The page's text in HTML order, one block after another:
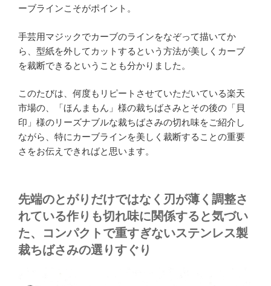
ーブラインこそがポイント。
手芸用マジックでカーブのラインをなぞって描いてか
ら、型紙を外してカットするという方法が美しくカーブ
を裁断できるということも分かりました。
このたびは、何度もリピートさせていただいている楽天
市場の、「ほんまもん」様の裁ちばさみとその後の「貝
印」様のリーズナブルな裁ちばさみの切れ味をご紹介し
ながら、特にカーブラインを美しく裁断することの重要
さをお伝えできればと思います。
先端のとがりだけではなく刃が薄く調整さ
れている作りも切れ味に関係すると気づい
た、コンパクトで重すぎないステンレス製
裁ちばさみの選りすぐり